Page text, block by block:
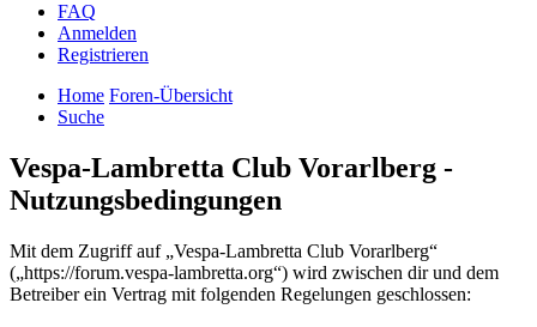
FAQ
Anmelden
Registrieren
Home Foren-Übersicht
Suche
Vespa-Lambretta Club Vorarlberg -
Nutzungsbedingungen
Mit dem Zugriff auf „Vespa-Lambretta Club Vorarlberg“
(„https://forum.vespa-lambretta.org“) wird zwischen dir und dem
Betreiber ein Vertrag mit folgenden Regelungen geschlossen: